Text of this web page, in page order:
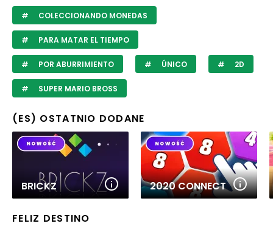
COLECCIONANDO MONEDAS
PARA MATAR EL TIEMPO
POR ABURRIMIENTO ÚNICO 2D
SUPER MARIO BROSS
(ES) OSTATNIO DODANE
BRICKZ 2020 CONNECT
FELIZ DESTINO